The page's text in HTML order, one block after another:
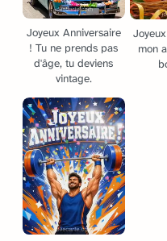
Joyeux Anniversaire
! Tu ne prends pas
d'âge, tu deviens
vintage.
mon